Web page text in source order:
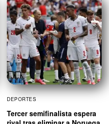
DEPORTES
Tercer semifinalista espera